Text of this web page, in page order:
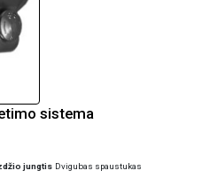
sistema
jungtis Dvigubas spaustukas